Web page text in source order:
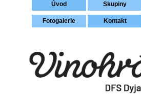
Úvod Skupiny
Fotogalerie Kontakt